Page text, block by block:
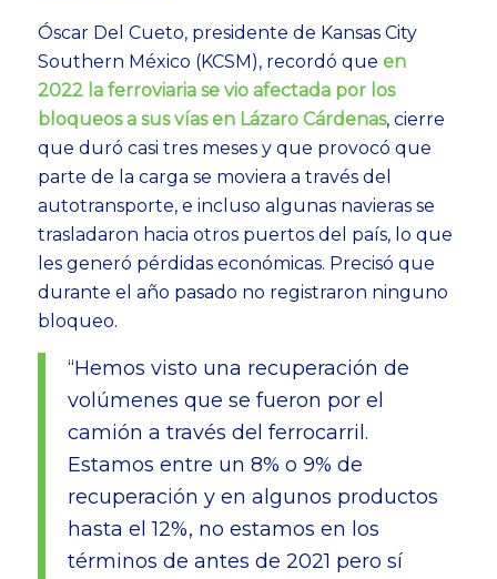
Óscar Del Cueto, presidente de Kansas City
Southern México (KCSM), recordó que en
2022 la ferroviaria se vio afectada por los
bloqueos a sus vías en Lázaro Cárdenas, cierre
que duró casi tres meses y que provocó que
parte de la carga se moviera a través del
autotransporte, e incluso algunas navieras se
trasladaron hacia otros puertos del país, lo que
les generó pérdidas económicas. Precisó que
durante el año pasado no registraron ninguno
bloqueo.
“Hemos visto una recuperación de
volúmenes que se fueron por el
camión a través del ferrocarril.
Estamos entre un 8% o 9% de
recuperación y en algunos productos
hasta el 12%, no estamos en los
términos de antes de 2021 pero sí